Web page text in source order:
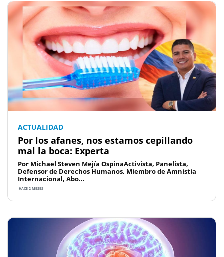
ACTUALIDAD
Por los afanes, nos estamos cepillando
mal la boca: Experta
Por Michael Steven Mejía OspinaActivista, Panelista,
Defensor de Derechos Humanos, Miembro de Amnistía
Internacional, Abo...
HACE 2 MESES